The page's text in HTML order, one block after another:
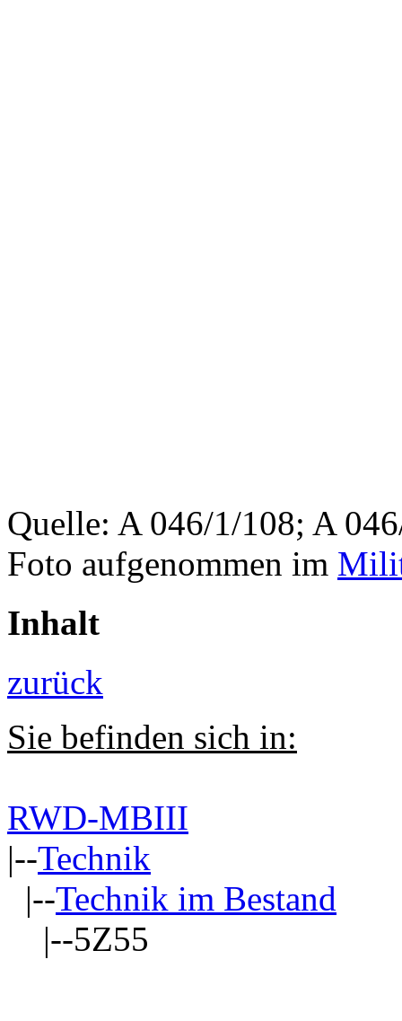
Quelle: A 046/1/108; A
Foto aufgenommen im
Inhalt
zurück
Sie befinden sich in:
RWD-MBIII
|--Technik
|--Technik im Bestand
|--5Z55